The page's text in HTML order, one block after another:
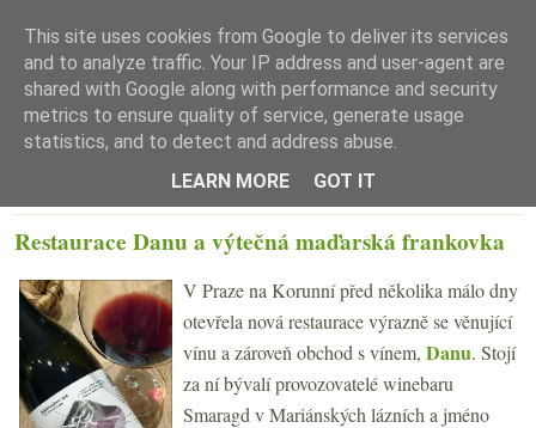
☰ Menu
Restaurace Danu a výtečná maďarská frankovka
V Praze na Korunní před několika málo dny
otevřela nová restaurace výrazně se věnující
vínu a zároveň obchod s vínem, Danu. Stojí
za ní bývalí provozovatelé winebaru
Smaragd v Mariánských lázních a jméno
This site uses cookies from Google to deliver its services
and to analyze traffic. Your IP address and user-agent are
shared with Google along with performance and security
metrics to ensure quality of service, generate usage
statistics, and to detect and address abuse.
LEARN MORE
GOT IT